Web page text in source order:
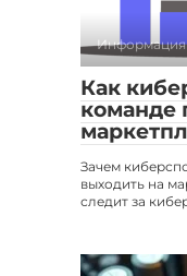
Информация
Как
команде
Зачем
выходить на
следит за